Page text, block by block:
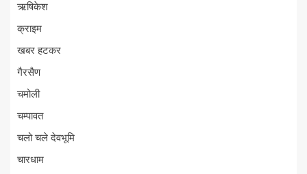
ऋषिकेश
क्राइम
खबर हटकर
गैरसैण
चमोली
चम्पावत
चलो चले देवभूमि
चारधाम